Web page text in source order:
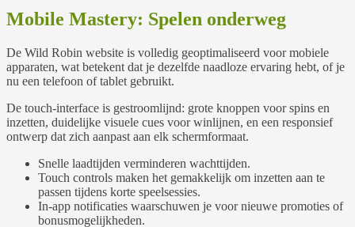
Mobile Mastery: Spelen onderweg
De Wild Robin website is volledig geoptimaliseerd voor mobiele
apparaten, wat betekent dat je dezelfde naadloze ervaring hebt, of je
nu een telefoon of tablet gebruikt.
De touch-interface is gestroomlijnd: grote knoppen voor spins en
inzetten, duidelijke visuele cues voor winlijnen, en een responsief
ontwerp dat zich aanpast aan elk schermformaat.
Snelle laadtijden verminderen wachttijden.
Touch controls maken het gemakkelijk om inzetten aan te
passen tijdens korte speelsessies.
In‑app notificaties waarschuwen je voor nieuwe promoties of
bonusmogelijkheden.